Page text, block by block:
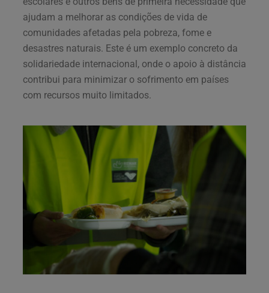
ajudam a melhorar as condições de vida de
comunidades afetadas pela pobreza, fome e
desastres naturais. Este é um exemplo concreto da
solidariedade internacional, onde o apoio à distância
contribui para minimizar o sofrimento em países
com recursos muito limitados.